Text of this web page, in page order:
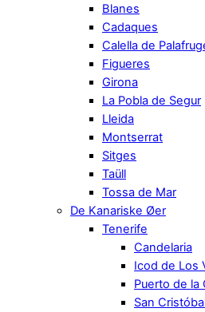
Blanes
Cadaques
Calella de
Figueres
Girona
La Pobla de Segur
Lleida
Montserrat
Sitges
Taüll
Tossa de Mar
De Kanariske Øer
Tenerife
Candelaria
Icod de Los
Puerto de la
San